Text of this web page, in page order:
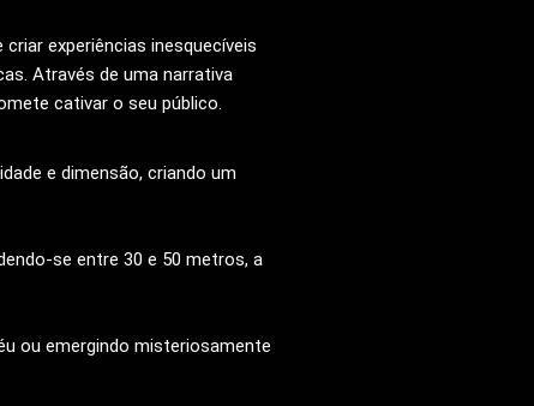
experiências inesquecíveis
Através de uma narrativa
cativar o seu público.
e dimensão, criando um
se entre 30 e 50 metros, a
ou emergindo misteriosamente